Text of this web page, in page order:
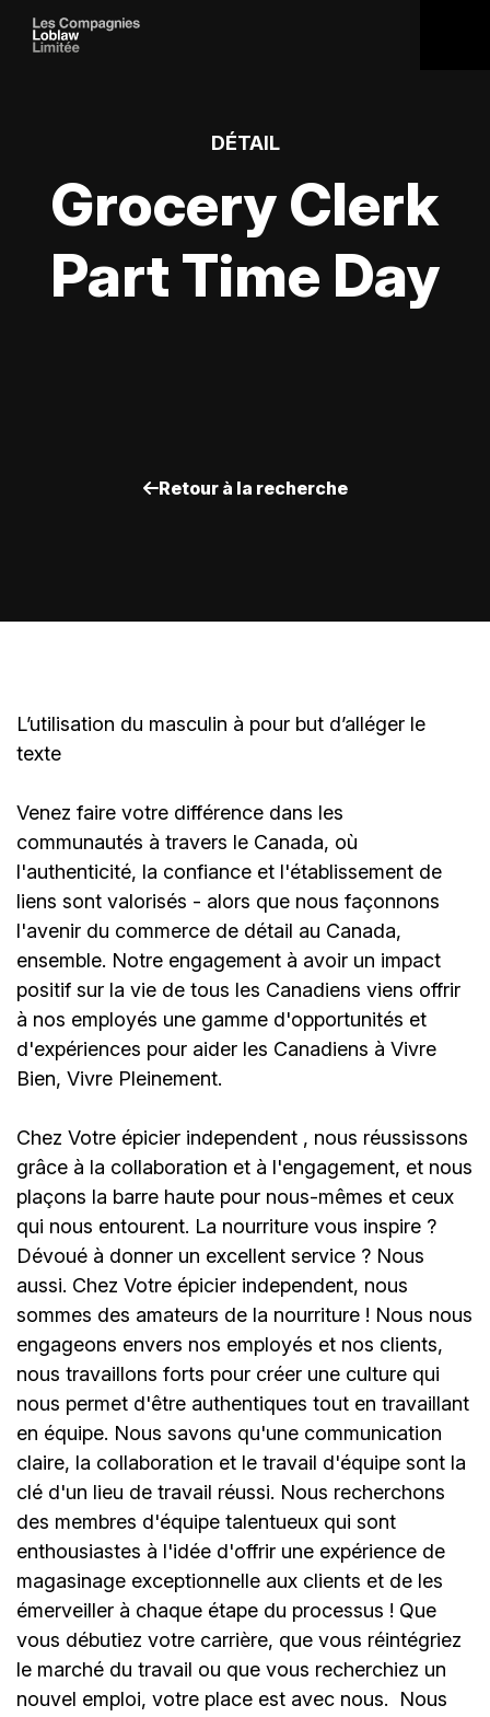
DÉTAIL
Grocery Clerk
Part Time Day
Retour à la recherche
L’utilisation du masculin à pour but d’alléger le
texte
Venez faire votre différence dans les
communautés à travers le Canada, où
l'authenticité, la confiance et l'établissement de
liens sont valorisés - alors que nous façonnons
l'avenir du commerce de détail au Canada,
ensemble. Notre engagement à avoir un impact
positif sur la vie de tous les Canadiens viens offrir
à nos employés une gamme d'opportunités et
d'expériences pour aider les Canadiens à Vivre
Bien, Vivre Pleinement.
Chez Votre épicier independent , nous réussissons
grâce à la collaboration et à l'engagement, et nous
plaçons la barre haute pour nous-mêmes et ceux
qui nous entourent. La nourriture vous inspire ?
Dévoué à donner un excellent service ? Nous
aussi. Chez Votre épicier independent, nous
sommes des amateurs de la nourriture ! Nous nous
engageons envers nos employés et nos clients,
nous travaillons forts pour créer une culture qui
nous permet d'être authentiques tout en travaillant
en équipe. Nous savons qu'une communication
claire, la collaboration et le travail d'équipe sont la
clé d'un lieu de travail réussi. Nous recherchons
des membres d'équipe talentueux qui sont
enthousiastes à l'idée d'offrir une expérience de
magasinage exceptionnelle aux clients et de les
émerveiller à chaque étape du processus ! Que
vous débutiez votre carrière, que vous réintégriez
le marché du travail ou que vous recherchiez un
nouvel emploi, votre place est avec nous.
Nous